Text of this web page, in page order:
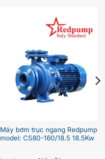
Máy bơm trục ngang Redpump
model: CS80-160/18.5 18.5Kw